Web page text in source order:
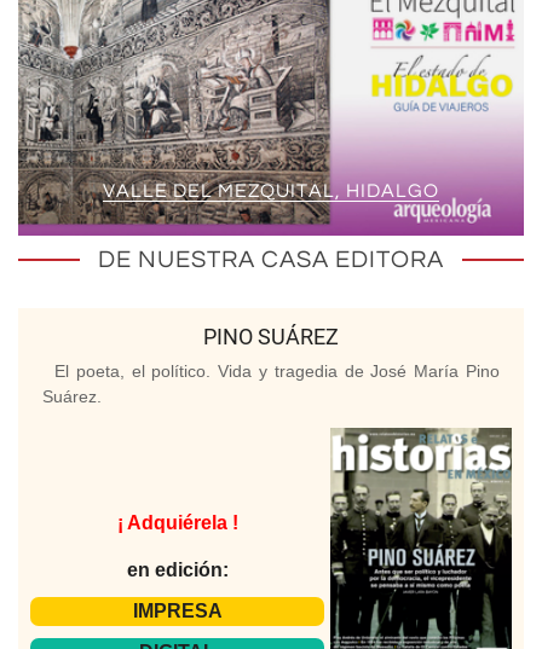
VALLE DEL MEZQUITAL, HIDALGO
DE NUESTRA CASA EDITORA
PINO SUÁREZ
El poeta, el político. Vida y tragedia de José María Pino
Suárez.
¡ Adquiérela !
en edición:
IMPRESA